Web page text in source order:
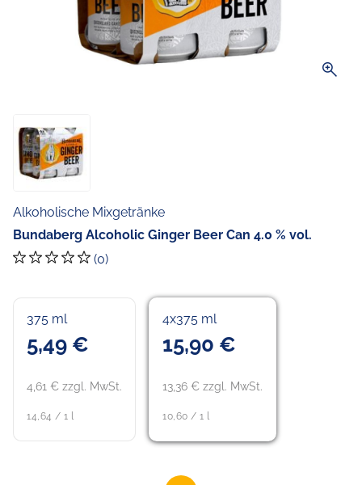
zoom_in
Alkoholische Mixgetränke
Bundaberg Alcoholic Ginger Beer Can 4.0 % vol.
(0)
375 ml
5,49 €
4,61 € zzgl. MwSt.
14,64 / 1 l
4x375 ml
15,90 €
13,36 € zzgl. MwSt.
10,60 / 1 l